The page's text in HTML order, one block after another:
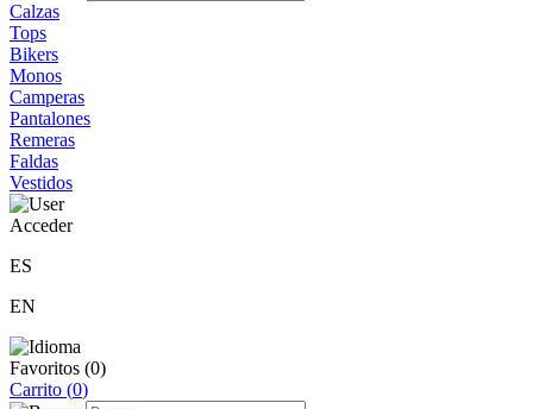
Calzas
Tops
Bikers
Monos
Camperas
Pantalones
Remeras
Faldas
Vestidos
Acceder
ES
EN
Favoritos (0)
Carrito (0)